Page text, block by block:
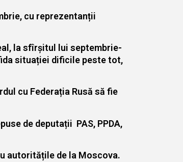
cu reprezentanții
la sfîrșitul lui septembrie-
situației dificile peste tot,
cu Federația Rusă să fie
de deputații PAS, PPDA,
autoritățile de la Moscova.